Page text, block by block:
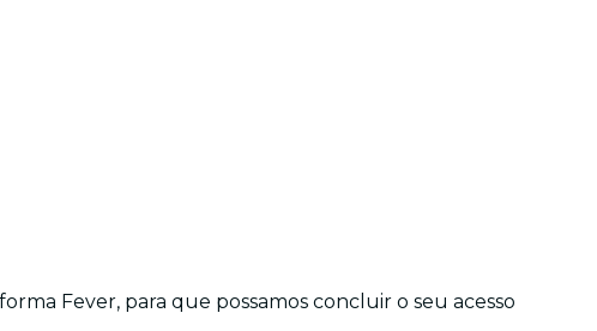
Fever, para que possamos concluir o seu acesso